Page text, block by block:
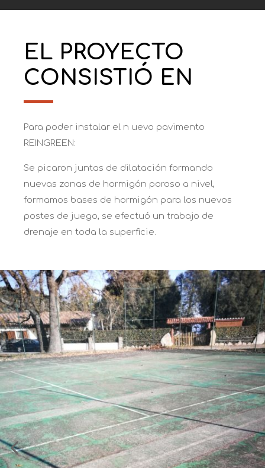
EL PROYECTO
CONSISTIÓ EN
Para poder instalar el n uevo pavimento
REINGREEN:
Se picaron juntas de dilatación formando
nuevas zonas de hormigón poroso a nivel,
formamos bases de hormigón para los nuevos
postes de juego, se efectuó un trabajo de
drenaje en toda la superficie.